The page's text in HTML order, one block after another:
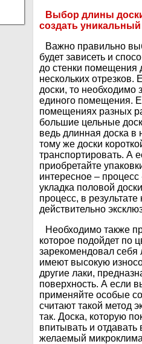
Выбор длины
создать
Важно правильно
будет зависеть и
до стенки помещения
нескольких отрезков.
доски, то необходимо
единого помещения.
помещениях разных
большие цельные
ведь длинная доска в
тому же доски
транспортировать. А
приобретайте
интересное – процесс
укладка половой
процесс, в
действительно
Необходимо также
которое подойдет по
зарекомендовал себя
имеют высокую
другие лаки,
поверхность. А если
применяйте особые
считают такой метод
так. Доска, которую
впитывать и отдавать
желаемый